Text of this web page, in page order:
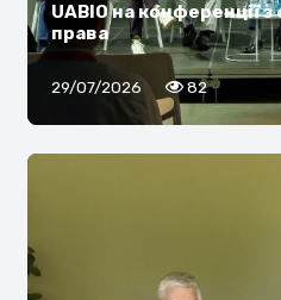
UABIO на конференції
права
29/07/2026 82